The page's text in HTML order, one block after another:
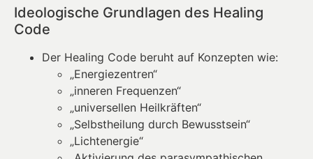
Ideologische Grundlagen des Healing
Code
Der Healing Code beruht auf Konzepten wie:
„Energiezentren“
„inneren Frequenzen“
„universellen Heilkräften“
„Selbstheilung durch Bewusstsein“
„Lichtenergie“